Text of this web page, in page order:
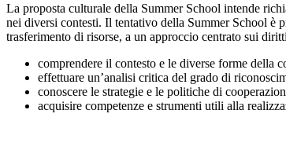
La proposta culturale della Summer School intende
nei diversi contesti. Il tentativo della Summer School è
trasferimento di risorse, a un approccio centrato sui
comprendere il contesto e le diverse forme
effettuare un’analisi critica del grado di
conoscere le strategie e le politiche di
acquisire competenze e strumenti utili alla